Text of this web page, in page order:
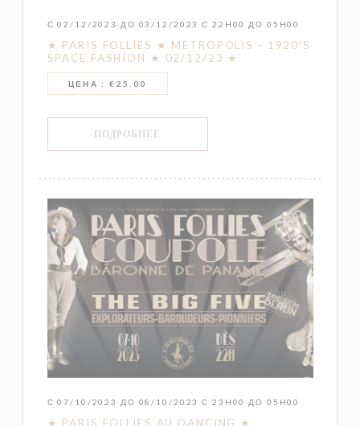
С 02/12/2023 ДО 03/12/2023 С 22H00 ДО 05H00
★ PARIS FOLLIES ★ METROPOLIS - 1920'S
SPACE FASHION ★ 02/12/23 ★
ЦЕНА : €25.00
ПОДРОБНЕЕ
С 07/10/2023 ДО 08/10/2023 С 23H00 ДО 05H00
★ PARIS FOLLIES AU DANCING ★